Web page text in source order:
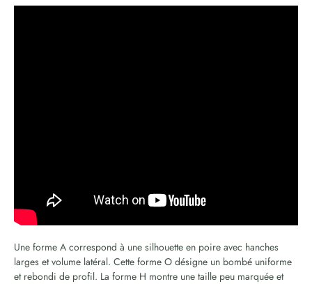
Une forme A correspond à une silhouette en poire avec hanches
larges et volume latéral. Cette forme O désigne un bombé uniforme
et rebondi de profil. La forme H montre une taille peu marquée et